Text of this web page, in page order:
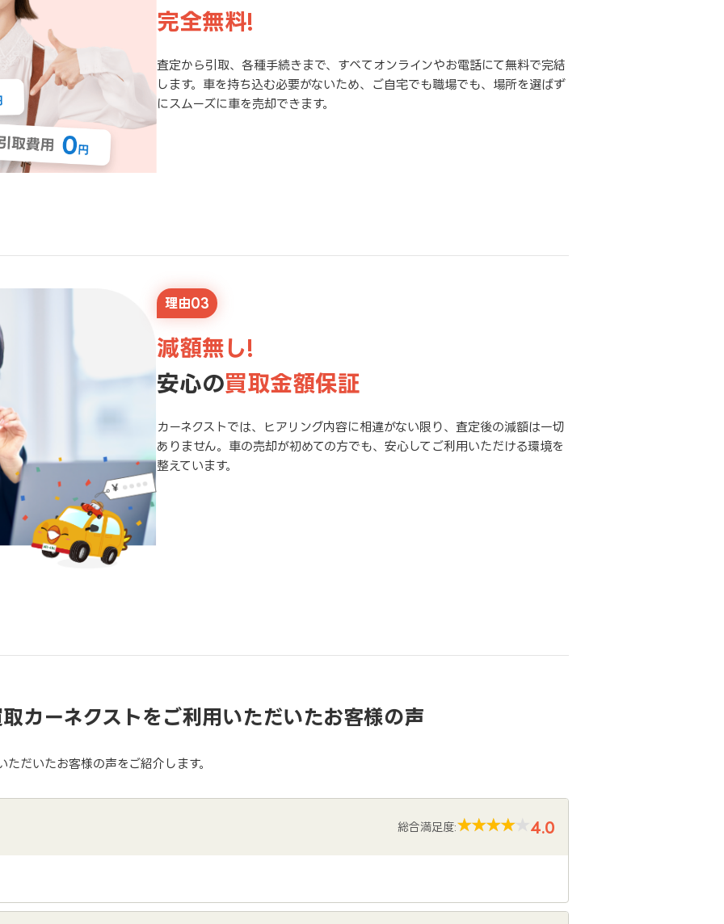
完全無料!
査定から引取、各種手続きまで、すべてオンラインやお電話にて無料で完結
します。車を持ち込む必要がないため、ご自宅でも職場でも、場所を選ばず
にスムーズに車を売却できます。
理由03
減額無し!
安心の買取金額保証
カーネクストでは、ヒアリング内容に相違がない限り、査定後の減額は一切
ありません。車の売却が初めての方でも、安心してご利用いただける環境を
整えています。
カーネクストをご利用いただいたお客様の声
だいたお客様の声をご紹介します。
総合満足度: 4.0